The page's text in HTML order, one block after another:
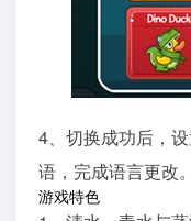
4、切换成功后，
语，完成语言更改。
游戏特色